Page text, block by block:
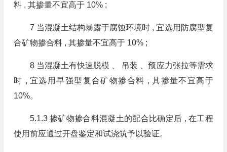
料 , 其掺量不宜高于 10% ;
7 当混凝土结构暴露于腐蚀环境时 , 宜选用防腐型复
合矿物掺合料 , 其掺量不宜高于 10% ;
8 当混凝土有快速脱模 、 吊装 、预应力张拉等需求
时 , 宜选用早强型复合矿物掺合料 , 其掺量不宜高于
10%。
5.1.3 掺矿物掺合料混凝土的配合比确定后 , 在工程
使用前应通过开盘鉴定和试浇筑予以验证。